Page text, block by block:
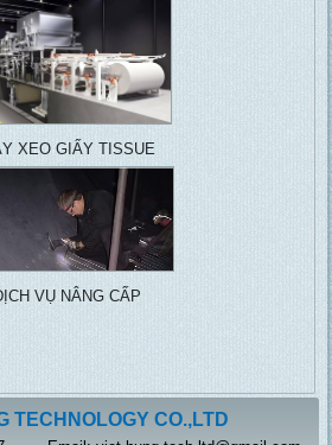
XEO GIẤY TISSUE
VỤ NÂNG CẤP
TECHNOLOGY CO.,LTD